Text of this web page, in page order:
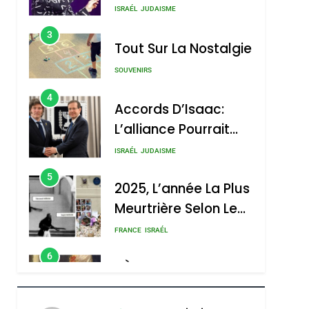
Nouvelle Chanson De
ISRAÉL JUDAISME
3
Tout Sur La Nostalgie
SOUVENIRS
4
Accords D’Isaac:
L’alliance Pourrait
S’étendre À 13 Pays
ISRAÉL JUDAISME
5
2025, L’année La Plus
Meurtrière Selon Le
Rapport D’ADL
FRANCE ISRAÉL
6
FIÈRE, DIGNE ET
RÉSILIENTE :